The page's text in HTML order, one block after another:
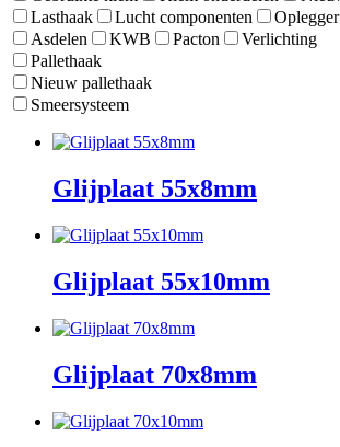
Lasthaak
Lucht componenten
Oplegger
Asdelen
KWB Pacton
Verlichting
Pallethaak
Nieuw pallethaak
Smeersysteem
Glijplaat 55x8mm
Glijplaat 55x10mm
Glijplaat 70x8mm